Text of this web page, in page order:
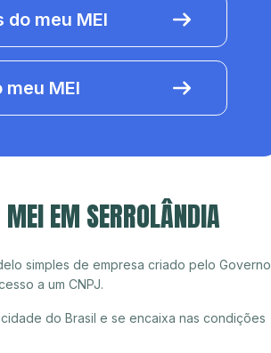
do meu MEI
meu MEI
EM SERROLÂNDIA
simples de empresa criado pelo Governo
a um CNPJ.
do Brasil e se encaixa nas condições